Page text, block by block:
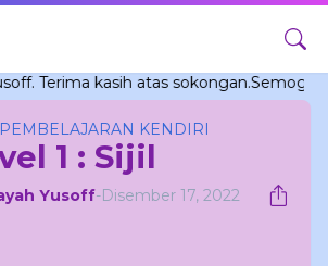
kasih atas sokongan.Semoga
PEMBELAJARAN KENDIRI
1 : Sijil
Yusoff-Disember 17, 2022